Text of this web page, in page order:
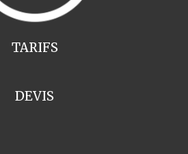
TARIFS
DEVIS